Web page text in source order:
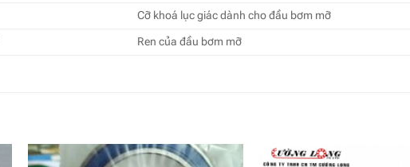
Cỡ khoá lục giác dành cho đầu bơm mỡ
Ren của đầu bơm mỡ